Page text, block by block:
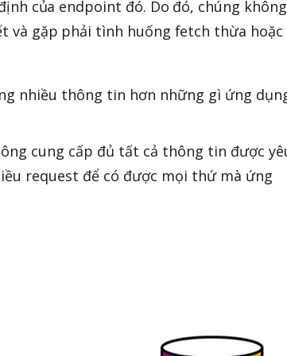
của endpoint đó. Do đó, chúng không
và gặp phải tình huống fetch thừa hoặc
nhiều thông tin hơn những gì ứng
cung cấp đủ tất cả thông tin được
request để có được mọi thứ mà ứng